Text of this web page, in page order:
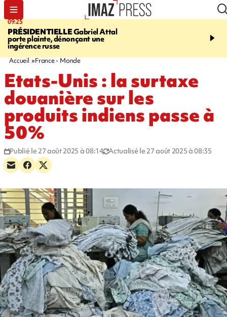
09:25
PRÉSIDENTIELLEGabriel Attal
porte plainte, dénonçant une
ingérence russe
11:43
accident après le virage
Accueil France - Monde
Etats-Unis : la surtaxe
douanière sur les
produits indiens passe à
50%
Publié le 27 août 2025 à 08:14 Actualisé le 27 août 2025 à 08:35